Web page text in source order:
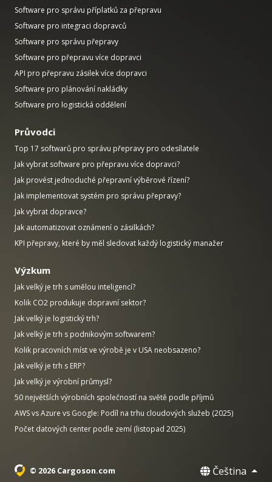
Software pro správu příplatků za přepravu
Software pro integraci dopravců
Software pro správu přepravy
Software pro přepravu více dopravci
API pro přepravu zásilek více dopravci
Software pro plánování nakládky
Software pro logistická oddělení
Průvodci
Top 17 softwarů pro správu přepravy pro odesílatele
Jak vybrat software pro přepravu více dopravci?
Jak provést jednoduché přepravní výběrové řízení?
Jak implementovat systém pro správu přepravy?
Jak vybrat dopravce?
Jak automatizovat oznámení o zásilkách?
KPI přepravy, které by měl sledovat každý logistický manažer
Výzkum
Jak velký je trh s umělou inteligencí?
Kolik CO2 produkuje dopravní sektor?
Jak velký je logistický trh?
Jak velký je trh s podnikovým softwarem?
Kolik pracovních míst ve výrobě je v USA neobsazeno?
Jak velký je trh s ERP?
Jak velký je výrobní průmysl?
50 největších výrobních společností na světě podle příjmů
AWS vs Azure vs Google: Podíl na trhu cloudových služeb (2025)
Počet datových center podle zemí (listopad 2025)
© 2026 Cargoson.com Čeština